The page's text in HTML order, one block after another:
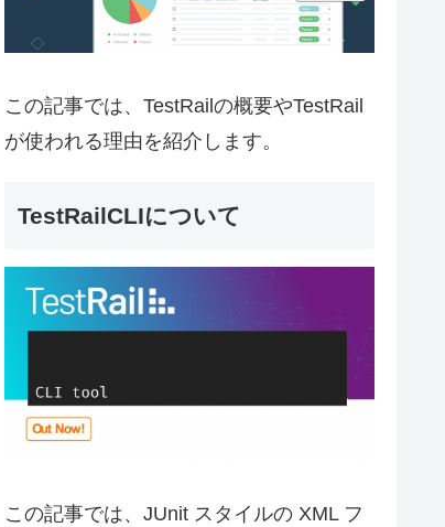
この記事では、TestRailの概要やTestRail
が使われる理由を紹介します。
TestRailCLIについて
この記事では、JUnit スタイルの XML フ